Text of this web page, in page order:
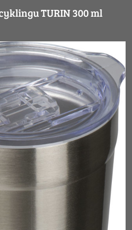
TURIN 300 ml